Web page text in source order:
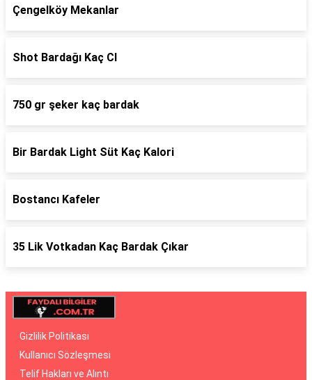
Çengelköy Mekanlar
Shot Bardağı Kaç Cl
750 gr şeker kaç bardak
Bir Bardak Light Süt Kaç Kalori
Bostancı Kafeler
35 Lik Votkadan Kaç Bardak Çıkar
Gizlilik Politikası
Kullanıcı Sözleşmesi
Telif Hakları ve Alıntı